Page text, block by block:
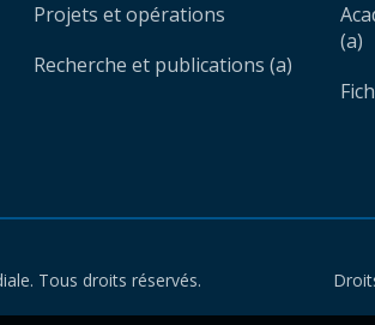
Projets et opérations
Recherche et publications (a)
(a)
Tous droits réservés.